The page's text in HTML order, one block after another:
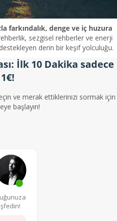
farkındalık, denge ve iç huzura
sezgisel rehberler ve enerji
derin bir keşif yolculuğu.
İlk 10 Dakika sadece
1€!
ve merak ettiklerinizi sormak için
başlayın!